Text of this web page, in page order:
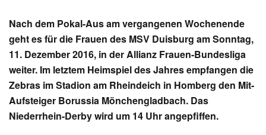
Nach dem Pokal-Aus am vergangenen Wochenende
geht es für die Frauen des MSV Duisburg am Sonntag,
11. Dezember 2016, in der Allianz Frauen-Bundesliga
weiter. Im letztem Heimspiel des Jahres empfangen die
Zebras im Stadion am Rheindeich in Homberg den Mit-
Aufsteiger Borussia Mönchengladbach. Das
Niederrhein-Derby wird um 14 Uhr angepfiffen.